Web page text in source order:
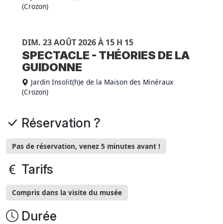
(Crozon)
DIM. 23 AOÛT 2026 À 15 H 15
SPECTACLE - THÉORIES DE LA
GUIDONNE
Jardin Insolit(h)e de la Maison des Minéraux
(Crozon)
Réservation ?
Pas de réservation, venez 5 minutes avant !
Tarifs
Compris dans la visite du musée
Durée